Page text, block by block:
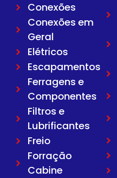
Conexões
Conexões em
Geral
Elétricos
Escapamentos
Ferragens e
Componentes
Filtros e
Lubrificantes
Freio
Forração
Cabine